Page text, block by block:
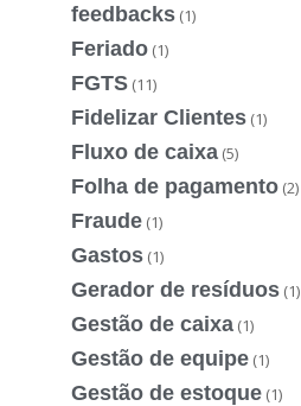
feedbacks (1)
Feriado (1)
FGTS (11)
Fidelizar Clientes (1)
Fluxo de caixa (5)
Folha de pagamento (2)
Fraude (1)
Gastos (1)
Gerador de resíduos (1)
Gestão de caixa (1)
Gestão de equipe (1)
Gestão de estoque (1)